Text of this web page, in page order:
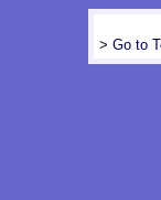
> Go to